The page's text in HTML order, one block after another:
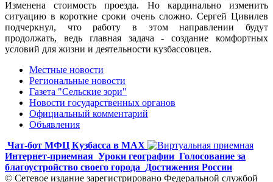
Изменена стоимость проезда. Но кардинально изменить
ситуацию в короткие сроки очень сложно. Сергей Цивилев
подчеркнул, что работу в этом направлении будут
продолжать, ведь главная задача - создание комфортных
условий для жизни и деятельности кузбассовцев.
Местные новости
Региональные новости
Газета "Сельские зори"
Новости государственных органов
Официальный комментарий
Объявления
Чат-бот МФЦ Кузбасса в MAX
Интернет-приемная Уроки географии Голосование за
благоустройство своего города
Достижения России
© Сетевое издание зарегистрировано Федеральной службой